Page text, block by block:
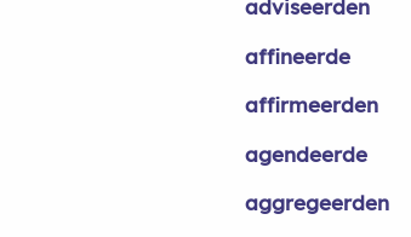
adviseerden
affineerde
affirmeerden
agendeerde
aggregeerden